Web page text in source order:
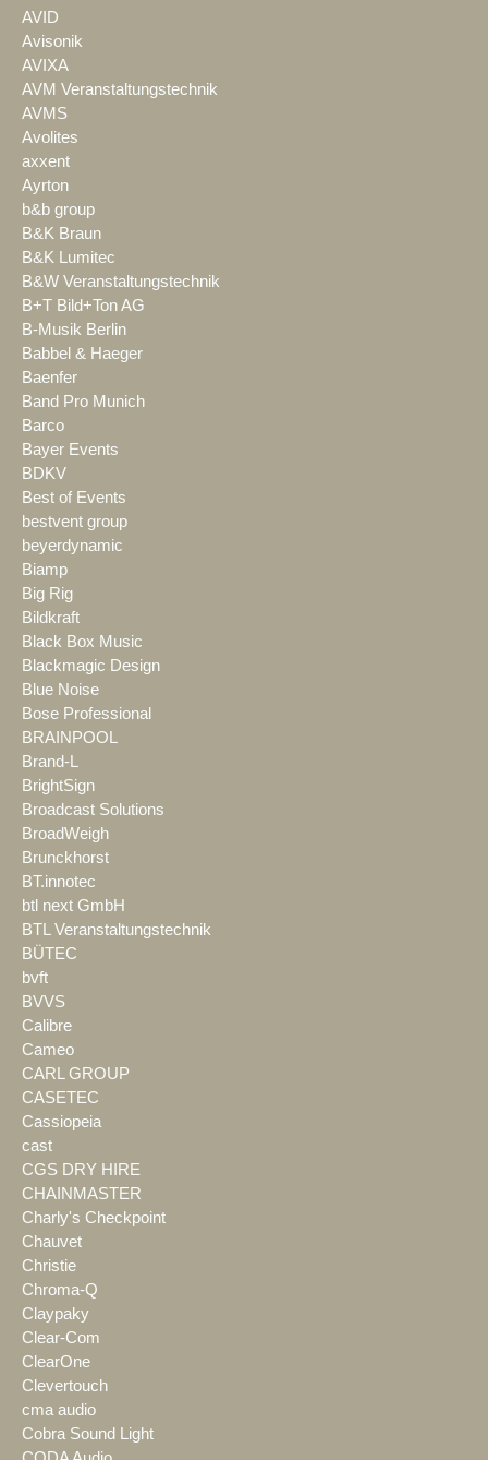
AVID
Avisonik
AVIXA
AVM Veranstaltungstechnik
AVMS
Avolites
axxent
Ayrton
b&b group
B&K Braun
B&K Lumitec
B&W Veranstaltungstechnik
B+T Bild+Ton AG
B-Musik Berlin
Babbel & Haeger
Baenfer
Band Pro Munich
Barco
Bayer Events
BDKV
Best of Events
bestvent group
beyerdynamic
Biamp
Big Rig
Bildkraft
Black Box Music
Blackmagic Design
Blue Noise
Bose Professional
BRAINPOOL
Brand-L
BrightSign
Broadcast Solutions
BroadWeigh
Brunckhorst
BT.innotec
btl next GmbH
BTL Veranstaltungstechnik
BÜTEC
bvft
BVVS
Calibre
Cameo
CARL GROUP
CASETEC
Cassiopeia
cast
CGS DRY HIRE
CHAINMASTER
Charly's Checkpoint
Chauvet
Christie
Chroma-Q
Claypaky
Clear-Com
ClearOne
Clevertouch
cma audio
Cobra Sound Light